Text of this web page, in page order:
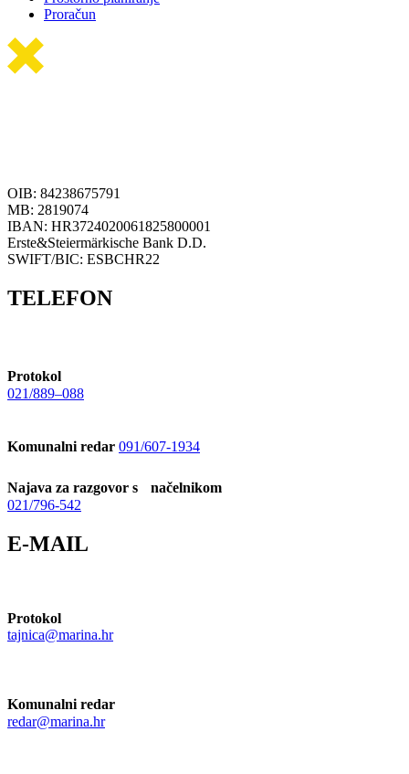
Proračun
OIB: 84238675791
MB: 2819074
IBAN: HR3724020061825800001
Erste&Steiermärkische Bank D.D.
SWIFT/BIC: ESBCHR22
TELEFON
Protokol
021/889–088
Komunalni redar 091/607-1934
Najava za razgovor s načelnikom
021/796-542
E-MAIL
Protokol
tajnica@marina.hr
Komunalni redar
redar@marina.hr